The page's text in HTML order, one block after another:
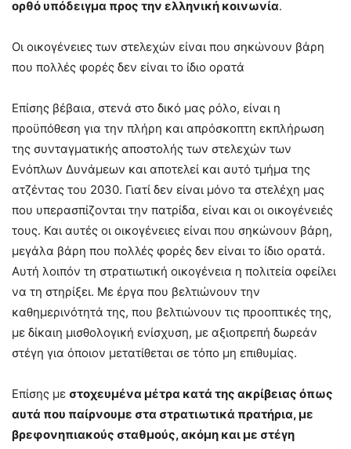
ορθό υπόδειγμα προς την ελληνική κοινωνία.
Οι οικογένειες των στελεχών είναι που σηκώνουν βάρη
που πολλές φορές δεν είναι το ίδιο ορατά
Επίσης βέβαια, στενά στο δικό μας ρόλο, είναι η
προϋπόθεση για την πλήρη και απρόσκοπτη εκπλήρωση
της συνταγματικής αποστολής των στελεχών των
Ενόπλων Δυνάμεων και αποτελεί και αυτό τμήμα της
ατζέντας του 2030. Γιατί δεν είναι μόνο τα στελέχη μας
που υπερασπίζονται την πατρίδα, είναι και οι οικογένειές
τους. Και αυτές οι οικογένειες είναι που σηκώνουν βάρη,
μεγάλα βάρη που πολλές φορές δεν είναι το ίδιο ορατά.
Αυτή λοιπόν τη στρατιωτική οικογένεια η πολιτεία οφείλει
να τη στηρίξει. Με έργα που βελτιώνουν την
καθημερινότητά της, που βελτιώνουν τις προοπτικές της,
με δίκαιη μισθολογική ενίσχυση, με αξιοπρεπή δωρεάν
στέγη για όποιον μετατίθεται σε τόπο μη επιθυμίας.
Επίσης με στοχευμένα μέτρα κατά της ακρίβειας όπως
αυτά που παίρνουμε στα στρατιωτικά πρατήρια, με
βρεφονηπιακούς σταθμούς, ακόμη και με στέγη